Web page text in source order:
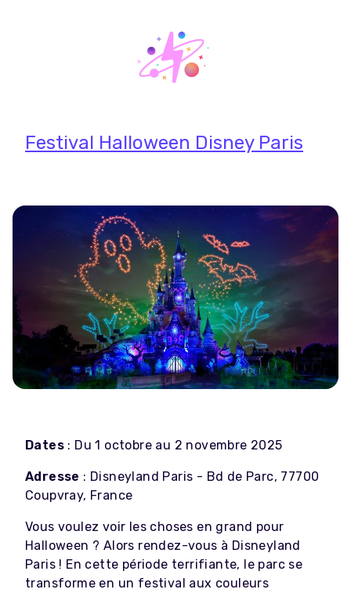
Festival Halloween Disney Paris
Dates : Du 1 octobre au 2 novembre 2025
Adresse : Disneyland Paris - Bd de Parc, 77700
Coupvray, France
Vous voulez voir les choses en grand pour
Halloween ? Alors rendez-vous à Disneyland
Paris ! En cette période terrifiante, le parc se
transforme en un festival aux couleurs